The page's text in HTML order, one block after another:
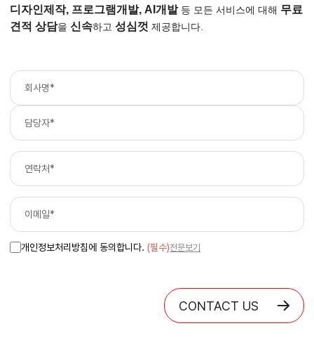
디자인제작, 프로그램개발, AI개발등 모든 서비스에 대해 무료
견적 상담을 신속하고 성심껏 제공합니다.
개인정보처리방침에 동의합니다. (필수)전문보기
CONTACT US